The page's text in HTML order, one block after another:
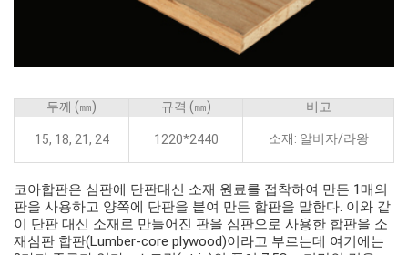
두께 (㎜) 규격 (㎜) 비고
15, 18, 21, 24 1220*2440 소재: 알비자/라왕
코아합판은 심판에 단판대신 소재 원료를 접착하여 만든 1매의
판을 사용하고 양쪽에 단판을 붙여 만든 합판을 말한다. 이와 같
이 단판 대신 소재로 만들어진 판을 심판으로 사용한 합판을 소
재심판 합판(Lumber-core plywood)이라고 부르는데 여기에는